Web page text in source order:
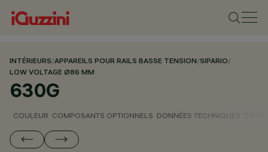
INTÉRIEURS/APPAREILS POUR RAILS BASSE TENSION/SIPARIO/
LOW VOLTAGE Ø86 MM
630G
COULEUR COMPOSANTS OPTIONNELS DONNÉES TECHNIQUES